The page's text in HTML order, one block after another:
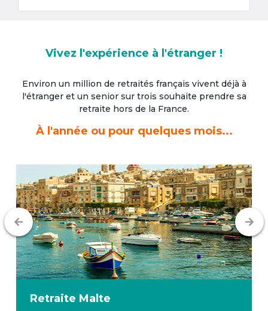
Vivez l'expérience à l'étranger !
Environ un million de retraités français vivent déjà à
l'étrangeret un senior sur trois souhaite prendre sa
retraite hors de la France.
À l'année ou pour quelques mois...
Retraite Malte